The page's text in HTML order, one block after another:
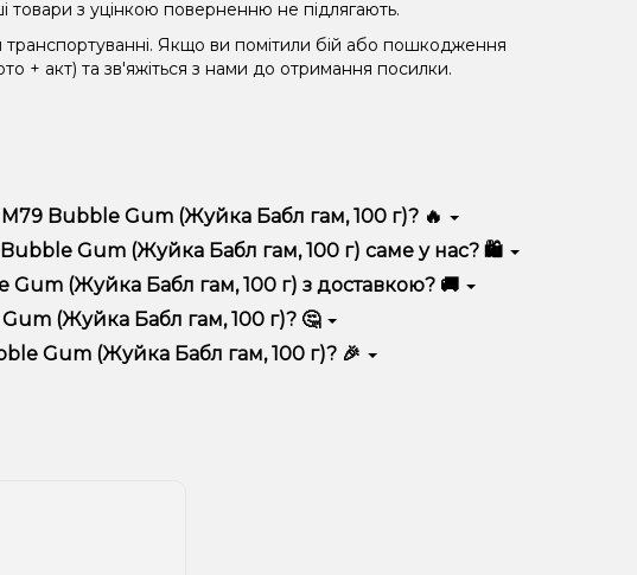
товари з уцінкою поверненню не підлягають.
транспортуванні. Якщо ви помітили бій або пошкодження
+ акт) та зв'яжіться з нами до отримання посилки.
Bubble Gum (Жуйка Бабл гам, 100 г)? 🔥
г) відрізняється високою якістю, зручністю
Gum (Жуйка Бабл гам, 100 г) саме у нас? 🛍️
вигідні ціни та швидку доставку. Крім того, у нас
(Жуйка Бабл гам, 100 г) з доставкою? 🚚
Бабл гам, 100 г) до кошика.
(Жуйка Бабл гам, 100 г)? 🤔
кальян, враховуйте розмір, матеріал та тип чаші, якщо
підібрати ідеальний варіант.
Gum (Жуйка Бабл гам, 100 г)? 🎉